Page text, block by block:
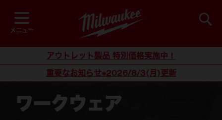
メニュー
検索
コンテンツにスキップアウトレット製品 特別価格実施中！
重要なお知らせ※2026/8/3(月)更新
ワークウェア